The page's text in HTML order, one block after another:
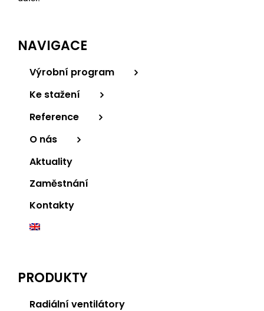
NAVIGACE
Výrobní program
Ke stažení
Reference
O nás
Aktuality
Zaměstnání
Kontakty
PRODUKTY
Radiální ventilátory